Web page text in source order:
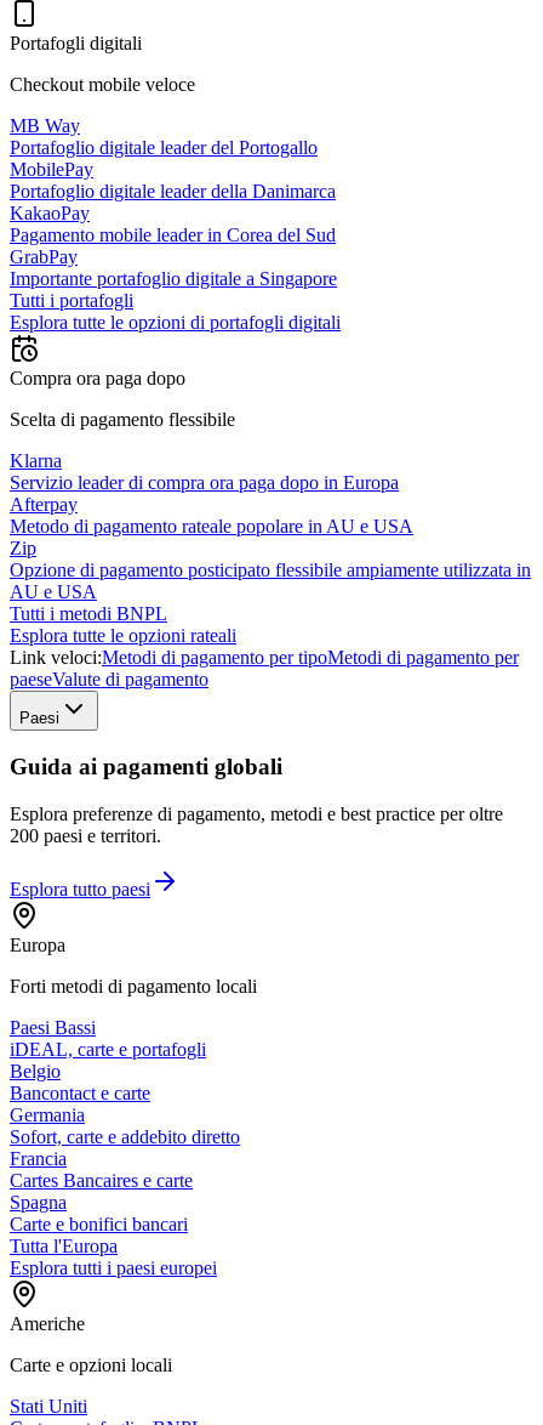
Portafogli digitali
Checkout mobile veloce
MB Way
Portafoglio digitale leader del Portogallo
MobilePay
Portafoglio digitale leader della Danimarca
KakaoPay
Pagamento mobile leader in Corea del Sud
GrabPay
Importante portafoglio digitale a Singapore
Tutti i portafogli
Esplora tutte le opzioni di portafogli digitali
Compra ora paga dopo
Scelta di pagamento flessibile
Klarna
Servizio leader di compra ora paga dopo in Europa
Afterpay
Metodo di pagamento rateale popolare in AU e USA
Zip
Opzione di pagamento posticipato flessibile ampiamente utilizzata in
AU e USA
Tutti i metodi BNPL
Esplora tutte le opzioni rateali
Link veloci:Metodi di pagamento per tipoMetodi di pagamento per
paeseValute di pagamento
Paesi
Guida ai pagamenti globali
Esplora preferenze di pagamento, metodi e best practice per oltre
200 paesi e territori.
Esplora tutto paesi
Europa
Forti metodi di pagamento locali
Paesi Bassi
iDEAL, carte e portafogli
Belgio
Bancontact e carte
Germania
Sofort, carte e addebito diretto
Francia
Cartes Bancaires e carte
Spagna
Carte e bonifici bancari
Tutta l'Europa
Esplora tutti i paesi europei
Americhe
Carte e opzioni locali
Stati Uniti